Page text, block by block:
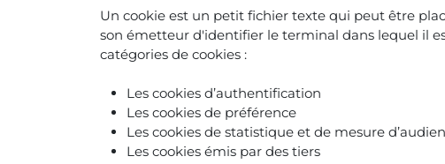
Un cookie est un petit fichier texte qui peut être
son émetteur d'identifier le terminal dans lequel il
catégories de cookies :
Les cookies d’authentification
Les cookies de préférence
Les cookies de statistique et de mesure
Les cookies émis par des tiers